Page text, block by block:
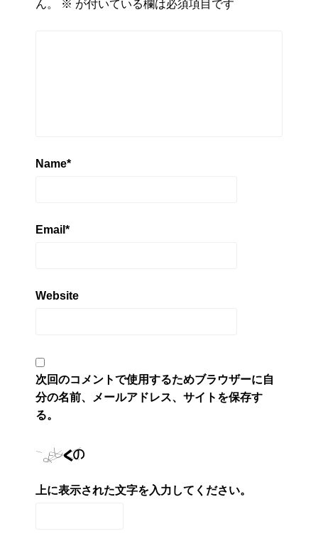
ん。
※ が付いている欄は必須項目です
Name*
Email *
Website
次回のコメントで使用するためブラウザーに自
分の名前、メールアドレス、サイトを保存す
る。
上に表示された文字を入力してください。